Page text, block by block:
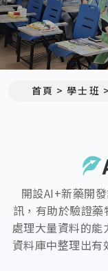
首頁 學士班
開設AI+新藥開
訊，有助於驗證
處理大量資料的能
資料庫中整理出